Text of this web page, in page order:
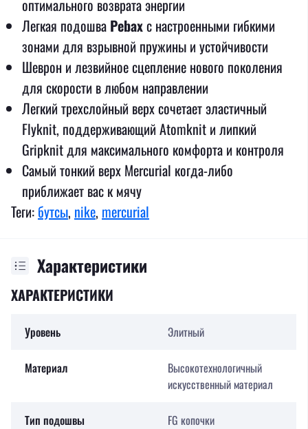
оптимального возврата энергии
Легкая подошва Pebaxс настроенными гибкими
зонами для взрывной пружины и устойчивости
Шеврон и лезвийное сцепление нового поколения
для скорости в любом направлении
Легкий трехслойный верх сочетает эластичный
Flyknit, поддерживающий Atomknit и липкий
Gripknit для максимального комфорта и контроля
Самый тонкий верх Mercurial когда-либо
приближает вас к мячу
Теги: бутсы, nike, mercurial
Характеристики
ХАРАКТЕРИСТИКИ
Уровень Элитный
Материал
Высокотехнологичный
искусственный материал
Тип подошвы FG копочки